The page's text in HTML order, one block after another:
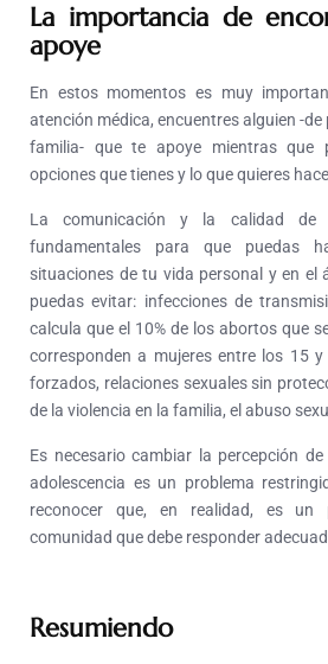
La importancia de
apoye
En estos momentos es muy
atención médica, encuentres alguien -
familia- que te apoye mientras que
opciones que tienes y lo que quieres
La comunicación y la calidad de
fundamentales para que puedas
situaciones de tu vida personal y en el
puedas evitar: infecciones de
calcula que el 10% de los abortos que
corresponden a mujeres entre los 15
forzados, relaciones sexuales sin
de la violencia en la familia, el abuso
Es necesario cambiar la percepción
adolescencia es un problema
reconocer que, en realidad, es
comunidad que debe responder
Resumiendo